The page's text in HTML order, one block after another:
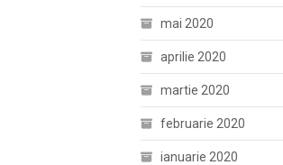
mai 2020
aprilie 2020
martie 2020
februarie 2020
ianuarie 2020